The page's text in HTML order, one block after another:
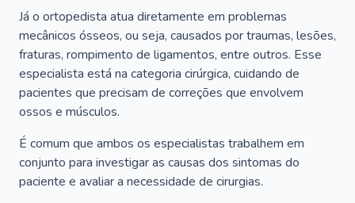
Já o ortopedista atua diretamente em problemas
mecânicos ósseos, ou seja, causados por traumas, lesões,
fraturas, rompimento de ligamentos, entre outros. Esse
especialista está na categoria cirúrgica, cuidando de
pacientes que precisam de correções que envolvem
ossos e músculos.
É comum que ambos os especialistas trabalhem em
conjunto para investigar as causas dos sintomas do
paciente e avaliar a necessidade de cirurgias.